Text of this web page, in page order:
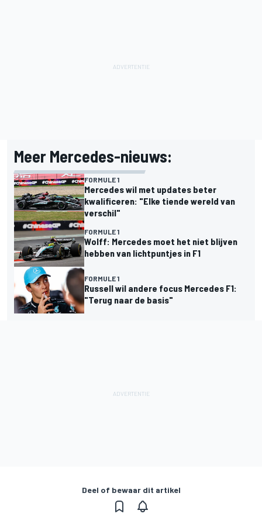
Meer Mercedes-nieuws:
FORMULE 1
Mercedes wil met updates beter
kwalificeren: "Elke tiende wereld van
verschil"
FORMULE 1
Wolff: Mercedes moet het niet blijven
hebben van lichtpuntjes in F1
FORMULE 1
Russell wil andere focus Mercedes F1:
"Terug naar de basis"
Deel of bewaar dit artikel